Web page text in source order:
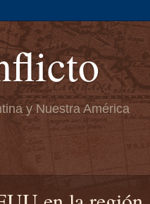
y Nuestra América